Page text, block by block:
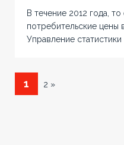
В течение 2012 года,
потребительские цены
Управление
1 2 »